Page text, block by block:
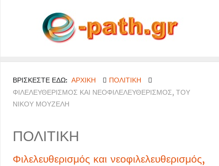
ΒΡΊΣΚΕΣΤΕ ΕΔΏ: ΑΡΧΙΚΉ
ΠΟΛΙΤΙΚΗ
ΦΙΛΕΛΕΥΘΕΡΙΣΜΌΣ ΚΑΙ ΝΕΟΦΙΛΕΛΕΥΘΕΡΙΣΜΌΣ, ΤΟΥ
ΝΊΚΟΥ ΜΟΥΖΈΛΗ
ΠΟΛΙΤΙΚΗ
Φιλελευθερισμός και νεοφιλελευθερισμός,